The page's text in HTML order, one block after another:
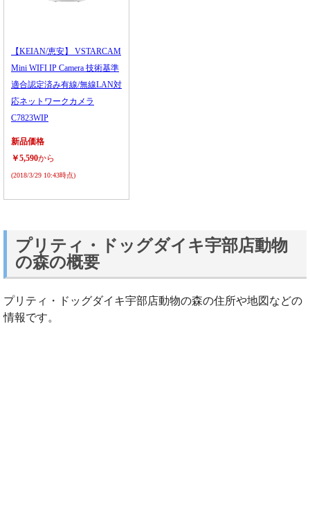
【KEIAN/恵安】 VSTARCAM
Mini WIFI IP Camera 技術基準
適合認定済み有線/無線LAN対
応ネットワークカメラ
C7823WIP
新品価格
￥5,590から
(2018/3/29 10:43時点)
プリティ・ドッグダイキ宇部店動物
の森の概要
プリティ・ドッグダイキ宇部店動物の森の住所や地図などの
情報です。